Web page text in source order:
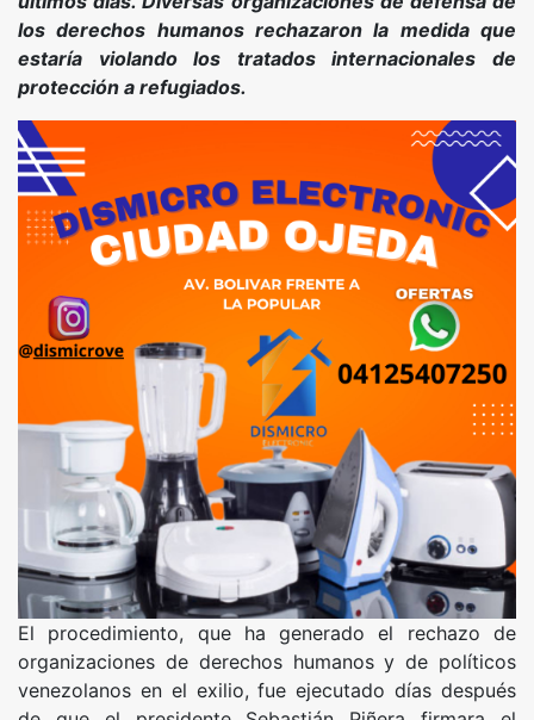
los derechos humanos rechazaron la medida que
estaría violando los tratados internacionales de
protección a refugiados.
El procedimiento, que ha generado el rechazo de
organizaciones de derechos humanos y de políticos
venezolanos en el exilio, fue ejecutado días después